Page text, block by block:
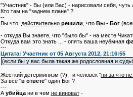
"Участник" - Вы (или Вас) - нарисовали себя,
Кто там на "заднем плане" ?
--
Вы что, действительно решили , что Вы - Бог
- откуда Вы знаете, что "было бы" - на месте
Откуда вам это знать ... - опять ваша неуёмная
---
Цитата: Участник от 05 Августа 2012, 21:16:55
(если бы у вас была такая же родословная и
Жесткий детерминизм (?) - и человек "ни за что не
За всё "в ответе" один Бог ?
---
А убийцани в чем не виноват-